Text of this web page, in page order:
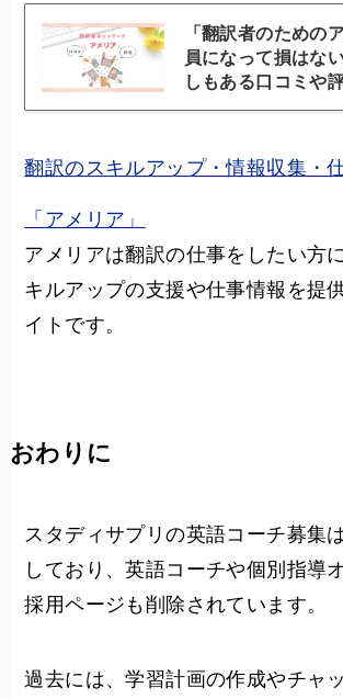
「翻訳者のための
員になって損はな
しもある口コミや
翻訳のスキルアップ・情報収集・
「アメリア」
アメリアは翻訳の仕事をしたい方
キルアップの支援や仕事情報を提
イトです。
おわりに
スタディサプリの英語コーチ募集
しており、英語コーチや個別指導
採用ページも削除されています。
過去には、学習計画の作成やチャ